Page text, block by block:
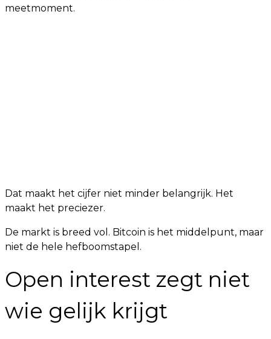
meetmoment.
Dat maakt het cijfer niet minder belangrijk. Het
maakt het preciezer.
De markt is breed vol. Bitcoin is het middelpunt, maar
niet de hele hefboomstapel.
Open interest zegt niet
wie gelijk krijgt